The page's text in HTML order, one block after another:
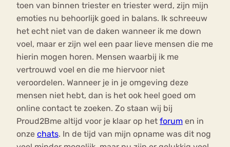
toen van binnen triester en triester werd, zijn mijn
emoties nu behoorlijk goed in balans. Ik schreeuw
het echt niet van de daken wanneer ik me down
voel, maar er zijn wel een paar lieve mensen die me
hierin mogen horen. Mensen waarbij ik me
vertrouwd voel en die me hiervoor niet
veroordelen. Wanneer je in je omgeving deze
mensen niet hebt, dan is het ook heel goed om
online contact te zoeken. Zo staan wij bij
Proud2Bme altijd voor je klaar op het forum en in
onze chats. In de tijd van mijn opname was dit nog